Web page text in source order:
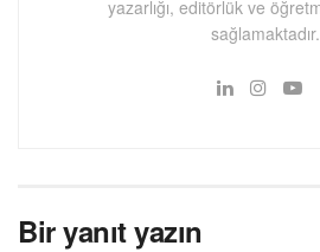
yazarlığı, editörlük ve
sağlamaktadır.
Bir yanıt yazın